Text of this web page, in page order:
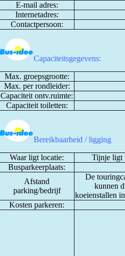
E-mail adres:
Internetadres:
Contactpersoon:
Capaciteitsgegevens:
Max. groepsgrootte:
Max. per rondleider:
Capaciteit ontv.ruimte:
Capaciteit toiletten:
Bereikbaarheid / ligging
Waar ligt locatie:
Tijnje ligt
Busparkeerplaats:
Afstand
parking/bedrijf
De
kunnen
koeienstallen
Kosten parkeren: